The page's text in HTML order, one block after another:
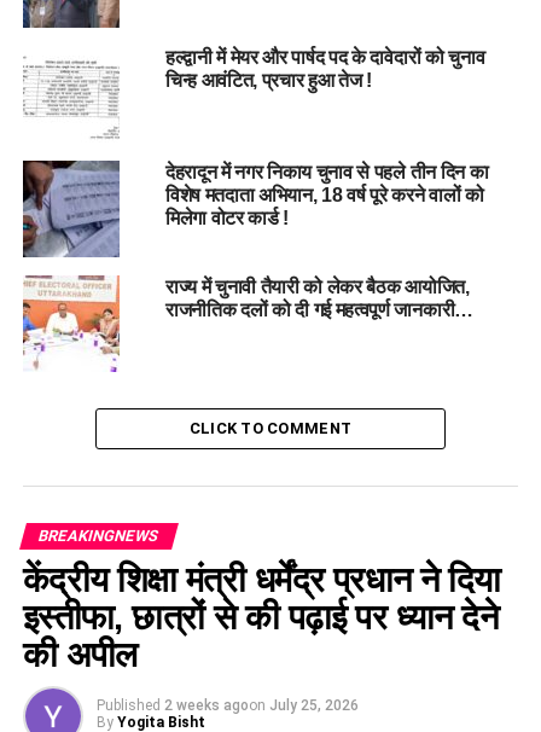
#DelhiAssemblyElection2025, #ElectionCommission,
UP NEXT
इलेक्शन कमीशन ने दिल्ली विधानसभा चुनावों का किया शंखनाद , इस
दिन होंगे चुनाव…
DON'T MISS
सीएम धामी ने केंद्रीय मंत्री हरदीप पुरी से की शिष्टाचार भेंट , राष्ट्रीय
खेलों के लिए किया आमंत्रित….
हल्द्वानी में मेयर और पार्षद पद के दावेदारों को चुनाव
चिन्ह आवंटित, प्रचार हुआ तेज !
देहरादून में नगर निकाय चुनाव से पहले तीन दिन का
विशेष मतदाता अभियान, 18 वर्ष पूरे करने वालों को
मिलेगा वोटर कार्ड !
राज्य में चुनावी तैयारी को लेकर बैठक आयोजित,
राजनीतिक दलों को दी गई महत्वपूर्ण जानकारी…
CLICK TO COMMENT
BREAKINGNEWS
केंद्रीय शिक्षा मंत्री धर्मेंद्र प्रधान ने दिया
इस्तीफा, छात्रों से की पढ़ाई पर ध्यान देने
की अपील
Published 2 weeks agoon July 25, 2026
By Yogita Bisht